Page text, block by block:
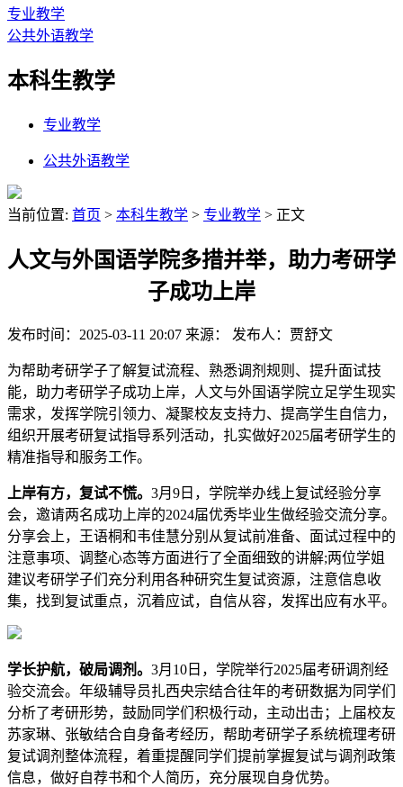
专业教学
公共外语教学
本科生教学
专业教学
公共外语教学
当前位置: 首页 > 本科生教学 > 专业教学 > 正文
人文与外国语学院多措并举，助力考研学
子成功上岸
发布时间：2025-03-11 20:07 来源： 发布人：贾舒文
为帮助考研学子了解复试流程、熟悉调剂规则、提升面试技
能，助力考研学子成功上岸，人文与外国语学院立足学生现实
需求，发挥学院引领力、凝聚校友支持力、提高学生自信力，
组织开展考研复试指导系列活动，扎实做好2025届考研学生的
精准指导和服务工作。
上岸有方，复试不慌。 3月9日，学院举办线上复试经验分享
会，邀请两名成功上岸的2024届优秀毕业生做经验交流分享。
分享会上，王语桐和韦佳慧分别从复试前准备、面试过程中的
注意事项、调整心态等方面进行了全面细致的讲解;两位学姐
建议考研学子们充分利用各种研究生复试资源，注意信息收
集，找到复试重点，沉着应试，自信从容，发挥出应有水平。
学长护航，破局调剂。 3月10日，学院举行2025届考研调剂经
验交流会。年级辅导员扎西央宗结合往年的考研数据为同学们
分析了考研形势，鼓励同学们积极行动，主动出击；上届校友
苏家琳、张敏结合自身备考经历，帮助考研学子系统梳理考研
复试调剂整体流程，着重提醒同学们提前掌握复试与调剂政策
信息，做好自荐书和个人简历，充分展现自身优势。